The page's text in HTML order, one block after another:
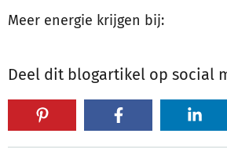
Meer energie krijgen bij:
Deel dit blogartikel op social